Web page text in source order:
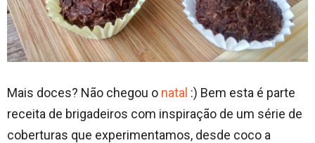
Mais doces? Não chegou o natal :) Bem esta é parte
receita de brigadeiros com inspiração de um série de
coberturas que experimentamos, desde coco a